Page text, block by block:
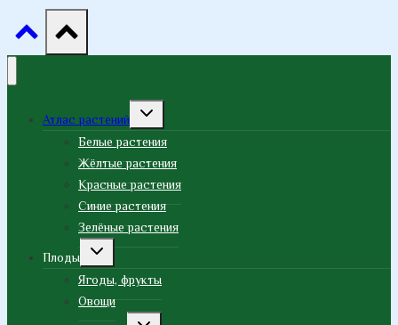
Атлас растений
Переключить
дочернее
меню
Белые растения
Жёлтые растения
Красные растения
Синие растения
Зелёные растения
Плоды
Переключить
дочернее
меню
Ягоды, фрукты
Овощи
Переключить